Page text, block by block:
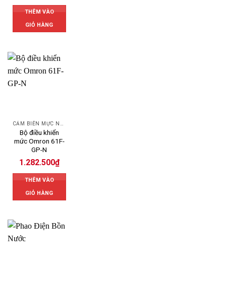
THÊM VÀO
GIỎ HÀNG
Bộ điều khiển
mức Omron 61F-
GP-N
1.282.500₫
THÊM VÀO
GIỎ HÀNG